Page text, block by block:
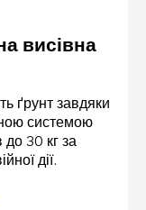
висівна
ґрунт завдяки
системою
30 кг за
дії.